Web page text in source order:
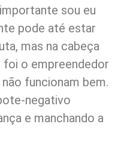
sou eu
pode até estar
mas na cabeça
foi o empreendedor
funcionam bem.
negativo
e manchando a